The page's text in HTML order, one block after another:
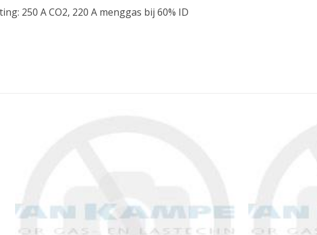
250 A CO2, 220 A menggas bij 60% ID